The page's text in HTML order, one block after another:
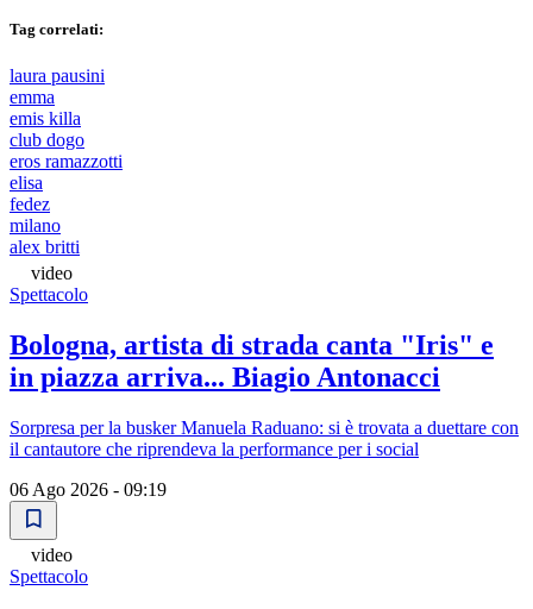
Tag correlati:
laura pausini
emma
emis killa
club dogo
eros ramazzotti
elisa
fedez
milano
alex britti
video
Spettacolo
Bologna, artista di strada canta "Iris" e
in piazza arriva... Biagio Antonacci
Sorpresa per la busker Manuela Raduano: si è trovata a duettare con
il cantautore che riprendeva la performance per i social
06 Ago 2026 - 09:19
video
Spettacolo